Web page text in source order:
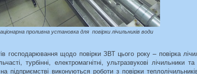
проливна установка для повірки лічильників води
господарювання щодо повірки ЗВТ цього року – повірка
турбінні, електромагнітні, ультразвукові лічильники
виконуються роботи з повірки